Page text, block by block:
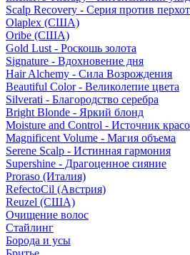
Scalp Recovery - Серия против
Olaplex (США)
Oribe (США)
Gold Lust - Роскошь золота
Signature - Вдохновение дня
Hair Alchemy - Сила Возрождения
Beautiful Color - Великолепие цвета
Silverati - Благородство серебра
Bright Blonde - Яркий блонд
Moisture and Control - Источник
Magnificent Volume - Магия объема
Serene Scalp - Истинная гармония
Supershine - Драгоценное сияние
Proraso (Италия)
RefectoCil (Австрия)
Reuzel (США)
Очищение волос
Стайлинг
Борода и усы